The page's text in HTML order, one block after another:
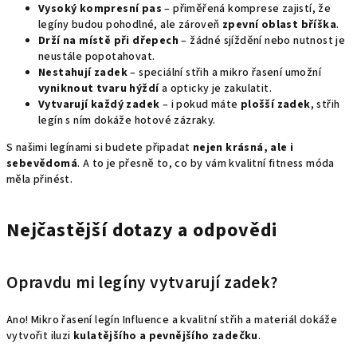
Vysoký kompresní pas – přiměřená komprese zajistí, že
legíny budou pohodlné, ale zároveň zpevní oblast bříška.
Drží na místě při dřepech – žádné sjíždění nebo nutnost je
neustále popotahovat.
Nestahují zadek– speciální střih a mikro řasení umožní
vyniknout tvaru hýždía opticky je zakulatit.
Vytvarují každý zadek – i pokud máte plošší zadek, střih
legín s ním dokáže hotové zázraky.
S našimi legínami si budete připadat nejen krásná, ale i
sebevědomá. A to je přesně to, co by vám kvalitní fitness móda
měla přinést.
Nejčastější dotazy a odpovědi
Opravdu mi legíny vytvarují zadek?
Ano! Mikro řasení legín Influence a kvalitní střih a materiál dokáže
vytvořit iluzi kulatějšího a pevnějšího zadečku.